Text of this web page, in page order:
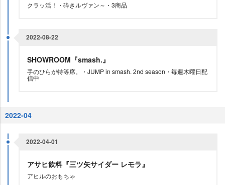
クラッ活！・砕きルヴァン～・3商品
2022-08-22
SHOWROOM『smash.』
手のひらが特等席。・JUMP in smash. 2nd season・毎週木曜日配
信中
2022-04
2022-04-01
アサヒ飲料『三ツ矢サイダー レモラ』
アヒルのおもちゃ